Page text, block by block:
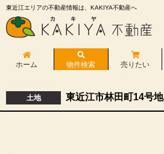
東近江エリアの不動産情報は、KAKIYA不動産へ
ホーム 物件検索 売りたい
土地 東近江市林田町14号地